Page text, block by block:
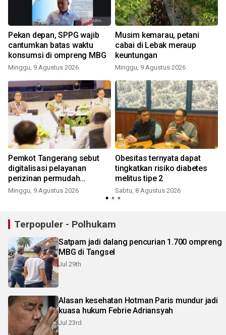
Pekan depan, SPPG wajib
cantumkan batas waktu
konsumsi di ompreng MBG
Minggu, 9 Agustus 2026
Musim kemarau, petani
cabai di Lebak meraup
keuntungan
Minggu, 9 Agustus 2026
Pemkot Tangerang sebut
digitalisasi pelayanan
perizinan permudah
investasi
Minggu, 9 Agustus 2026
Obesitas ternyata dapat
tingkatkan risiko diabetes
melitus tipe 2
Sabtu, 8 Agustus 2026
Terpopuler - Polhukam
Satpam jadi dalang pencurian 1.700 ompreng
MBG di Tangsel
Jul 29th
Alasan kesehatan Hotman Paris mundur jadi
kuasa hukum Febrie Adriansyah
Jul 23rd